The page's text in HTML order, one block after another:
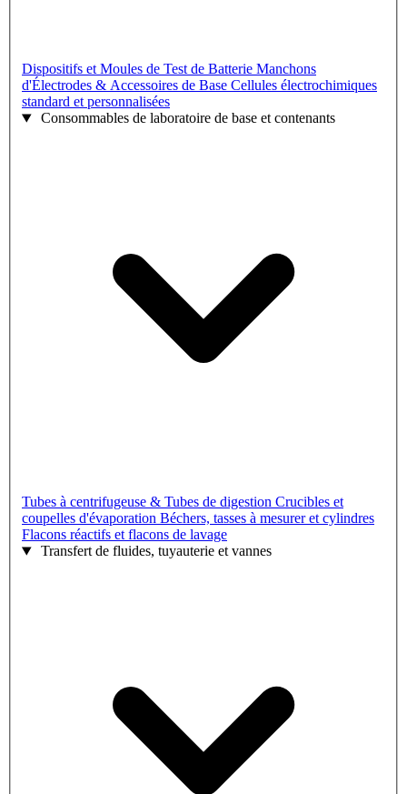
Dispositifs et Moules de Test de Batterie Manchons
d'Électrodes & Accessoires de Base Cellules électrochimiques
standard et personnalisées
Consommables de laboratoire de base et contenants
Tubes à centrifugeuse & Tubes de digestion Crucibles et
coupelles d'évaporation Béchers, tasses à mesurer et cylindres
Flacons réactifs et flacons de lavage
Transfert de fluides, tuyauterie et vannes